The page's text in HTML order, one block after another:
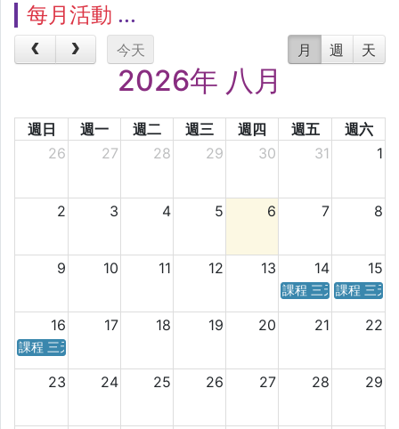
每月活動
今天 月 週 天
2026年 八月
週日 週一 週二 週三 週四 週五
週六
26
27 28 29 30 31 1
2 3 4 5 6 7 8
9 10 11 12 13 14 15
課程 三天／六天 時
課程 三天
16 17 18 19 20 21 22
課程 三天／六天 時間表
23 24 25 26 27 28 29